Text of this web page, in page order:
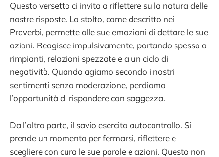
Questo versetto ci invita a riflettere sulla natura delle
nostre risposte. Lo stolto, come descritto nei
Proverbi, permette alle sue emozioni di dettare le sue
azioni. Reagisce impulsivamente, portando spesso a
rimpianti, relazioni spezzate e a un ciclo di
negatività. Quando agiamo secondo i nostri
sentimenti senza moderazione, perdiamo
l’opportunità di rispondere con saggezza.
Dall’altra parte, il savio esercita autocontrollo. Si
prende un momento per fermarsi, riflettere e
scegliere con cura le sue parole e azioni. Questo non